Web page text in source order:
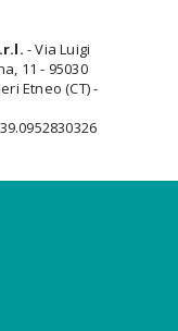
- Via Luigi
11 - 95030
Etneo (CT) -